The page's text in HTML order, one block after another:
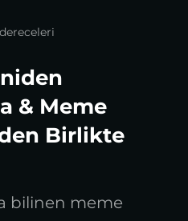
& Meme
Birlikte
bilinen meme